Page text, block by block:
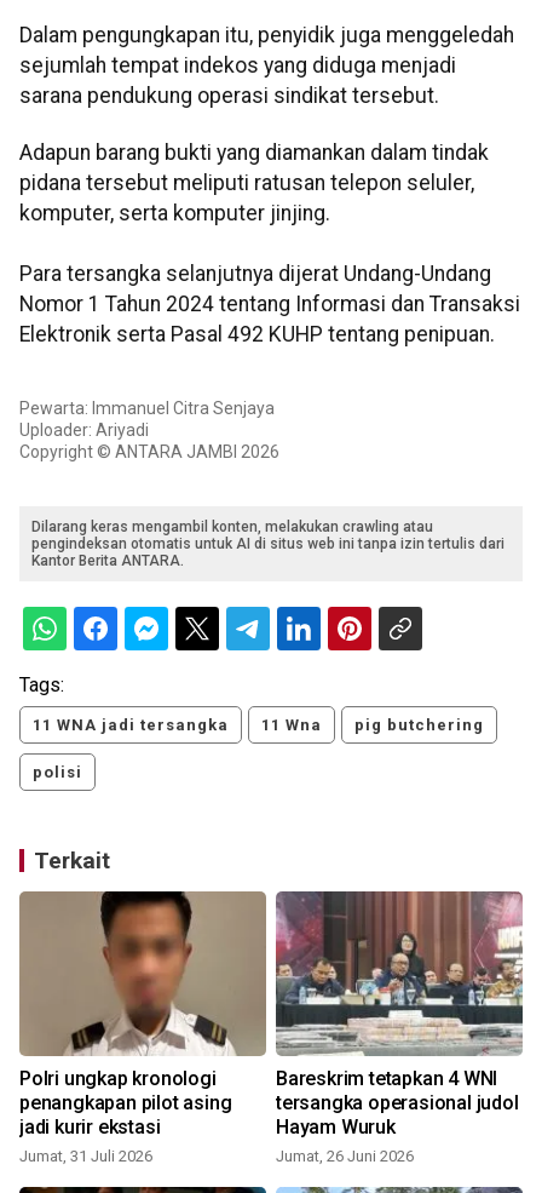
Dalam pengungkapan itu, penyidik juga menggeledah
sejumlah tempat indekos yang diduga menjadi
sarana pendukung operasi sindikat tersebut.
Adapun barang bukti yang diamankan dalam tindak
pidana tersebut meliputi ratusan telepon seluler,
komputer, serta komputer jinjing.
Para tersangka selanjutnya dijerat Undang-Undang
Nomor 1 Tahun 2024 tentang Informasi dan Transaksi
Elektronik serta Pasal 492 KUHP tentang penipuan.
Pewarta: Immanuel Citra Senjaya
Uploader: Ariyadi
Copyright © ANTARA JAMBI 2026
Dilarang keras mengambil konten, melakukan crawling atau
pengindeksan otomatis untuk AI di situs web ini tanpa izin tertulis dari
Kantor Berita ANTARA.
Tags:
11 WNA jadi tersangka 11 Wna pig butchering
polisi
Terkait
Polri ungkap kronologi
penangkapan pilot asing
jadi kurir ekstasi
Jumat, 31 Juli 2026
Bareskrim tetapkan 4 WNI
tersangka operasional judol
Hayam Wuruk
Jumat, 26 Juni 2026